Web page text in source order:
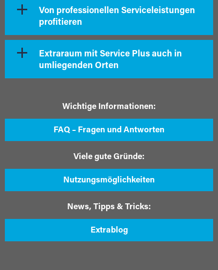
Von professionellen Serviceleistungen
profitieren
Extraraum mit Service Plus auch in
umliegenden Orten
Wichtige Informationen:
FAQ – Fragen und Antworten
Viele gute Gründe:
Nutzungsmöglichkeiten
News, Tipps & Tricks:
Extrablog